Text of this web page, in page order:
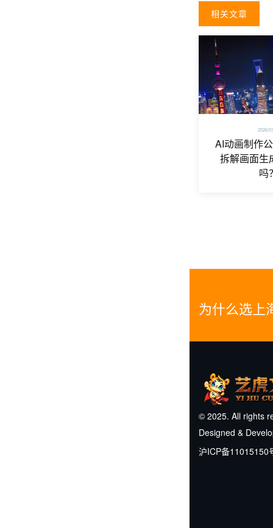
相关文章
2026/
AI动画制作
拆解画面生
吗
为什么选上
© 2025. All rights
Designed &
沪ICP备11015150